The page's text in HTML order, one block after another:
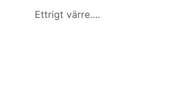
Ettrigt värre….